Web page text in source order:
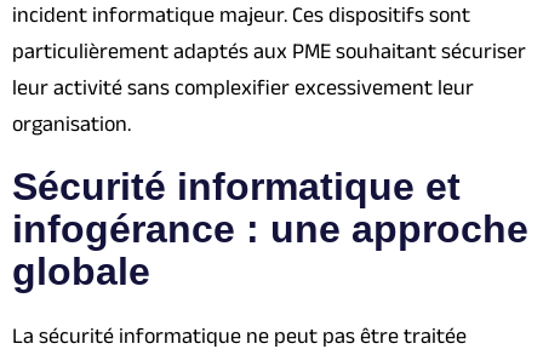
incident informatique majeur. Ces dispositifs sont
particulièrement adaptés aux PME souhaitant sécuriser
leur activité sans complexifier excessivement leur
organisation.
Sécurité informatique et
infogérance : une approche
globale
La sécurité informatique ne peut pas être traitée